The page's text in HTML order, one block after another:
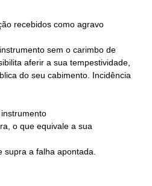
recebidos como agravo
sem o carimbo de